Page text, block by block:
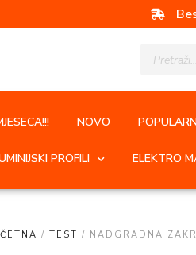
NOVO
PROFILI ELEKTRO
/ TEST / NADGRADNA